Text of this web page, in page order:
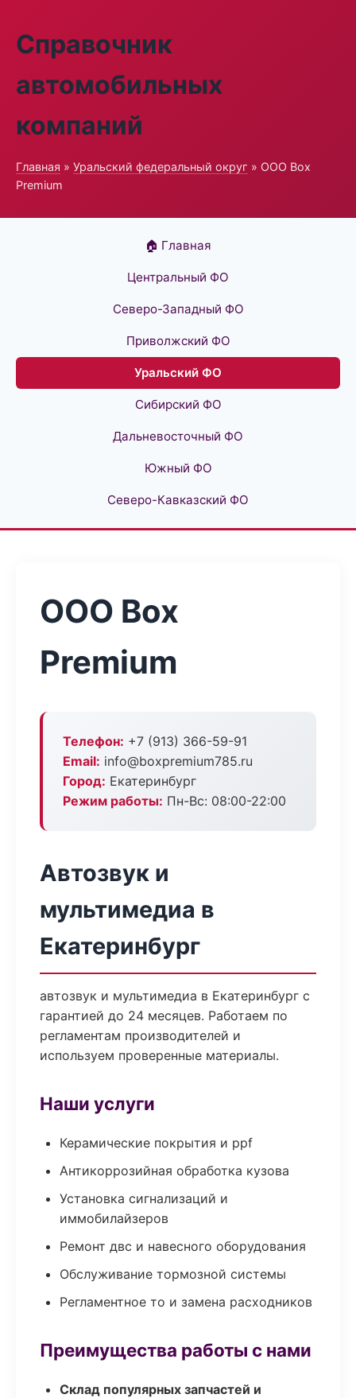
Справочник
автомобильных
компаний
Главная » Уральский федеральный округ » ООО Box
Premium
🏠 Главная
Центральный ФО
Северо-Западный ФО
Приволжский ФО
Уральский ФО
Сибирский ФО
Дальневосточный ФО
Южный ФО
Северо-Кавказский ФО
ООО Box
Premium
Телефон: +7 (913) 366-59-91
Email: info@boxpremium785.ru
Город: Екатеринбург
Режим работы: Пн-Вс: 08:00-22:00
Автозвук и
мультимедиа в
Екатеринбург
автозвук и мультимедиа в Екатеринбург с
гарантией до 24 месяцев. Работаем по
регламентам производителей и
используем проверенные материалы.
Наши услуги
Керамические покрытия и ppf
Антикоррозийная обработка кузова
Установка сигнализаций и
иммобилайзеров
Ремонт двс и навесного оборудования
Обслуживание тормозной системы
Регламентное то и замена расходников
Преимущества работы с нами
Склад популярных запчастей и